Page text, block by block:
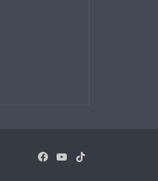
Facebook
YouTube
TikTok